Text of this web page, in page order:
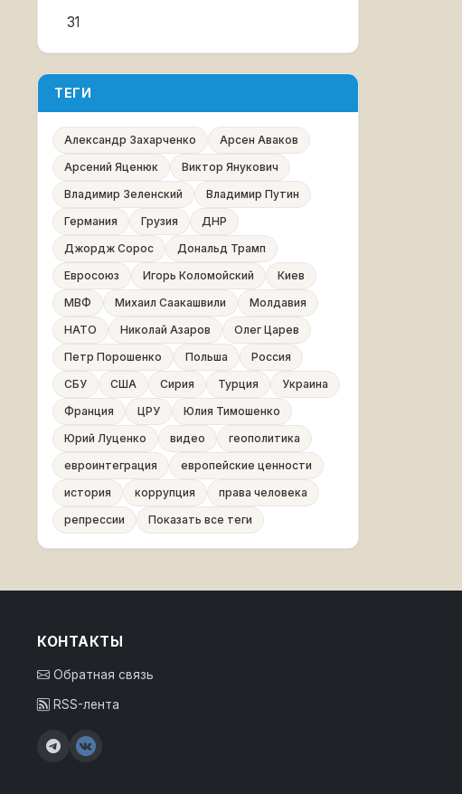
31
ТЕГИ
Александр Захарченко
Арсен Аваков
Арсений Яценюк
Виктор Янукович
Владимир Зеленский
Владимир Путин
Германия
Грузия
ДНР
Джордж Сорос
Дональд Трамп
Евросоюз
Игорь Коломойский
Киев
МВФ
Михаил Саакашвили
Молдавия
НАТО
Николай Азаров
Олег Царев
Петр Порошенко
Польша
Россия
СБУ
США Сирия Турция
Украина
Франция
ЦРУ
Юлия Тимошенко
Юрий Луценко
видео
геополитика
евроинтеграция
европейские ценности
история
коррупция
права человека
репрессии
Показать все теги
КОНТАКТЫ
Обратная связь
RSS-лента